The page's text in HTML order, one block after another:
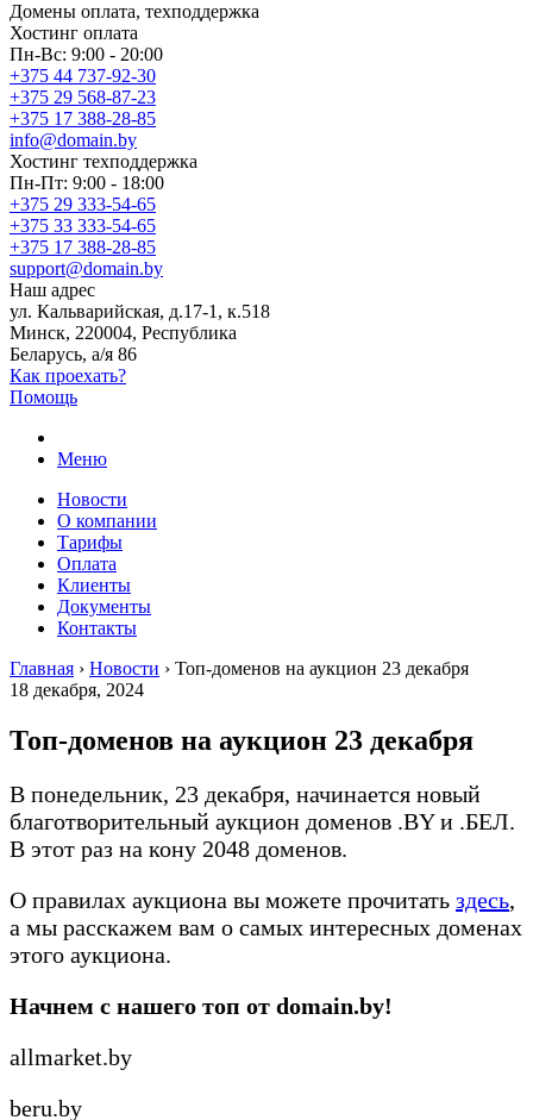
Домены оплата, техподдержка
Хостинг оплата
Пн-Вс: 9:00 - 20:00
+375 44 737-92-30
+375 29 568-87-23
+375 17 388-28-85
info@domain.by
Хостинг техподдержка
Пн-Пт: 9:00 - 18:00
+375 29 333-54-65
+375 33 333-54-65
+375 17 388-28-85
support@domain.by
Наш адрес
ул. Кальварийская, д.17-1, к.518
Минск, 220004, Республика
Беларусь, а/я 86
Как проехать?
Помощь
Меню
Новости
О компании
Тарифы
Оплата
Клиенты
Документы
Контакты
Главная › Новости › Топ-доменов на аукцион 23 декабря
18 декабря, 2024
Топ-доменов на аукцион 23 декабря
В понедельник, 23 декабря, начинается новый
благотворительный аукцион доменов .BY и .БЕЛ.
В этот раз на кону 2048 доменов.
О правилах аукциона вы можете прочитать здесь,
а мы расскажем вам о самых интересных доменах
этого аукциона.
Начнем с нашего топ от domain.by!
allmarket.by
beru.by